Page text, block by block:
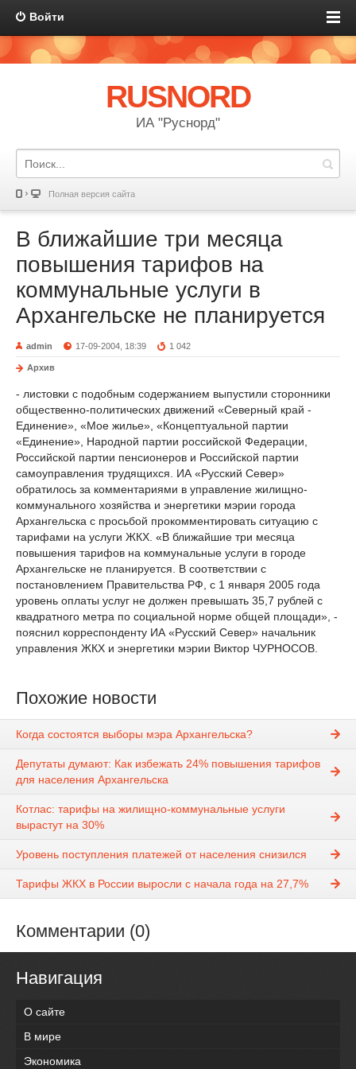
Войти
RUSNORD
ИА "Руснорд"
Полная версия сайта
В ближайшие три месяца
повышения тарифов на
коммунальные услуги в
Архангельске не планируется
admin 17-09-2004, 18:39 1 042
Архив
- листовки с подобным содержанием выпустили сторонники
общественно-политических движений «Северный край -
Единение», «Мое жилье», «Концептуальной партии
«Единение», Народной партии российской Федерации,
Российской партии пенсионеров и Российской партии
самоуправления трудящихся. ИА «Русский Север»
обратилось за комментариями в управление жилищно-
коммунального хозяйства и энергетики мэрии города
Архангельска с просьбой прокомментировать ситуацию с
тарифами на услуги ЖКХ. «В ближайшие три месяца
повышения тарифов на коммунальные услуги в городе
Архангельске не планируется. В соответствии с
постановлением Правительства РФ, с 1 января 2005 года
уровень оплаты услуг не должен превышать 35,7 рублей с
квадратного метра по социальной норме общей площади», -
пояснил корреспонденту ИА «Русский Север» начальник
управления ЖКХ и энергетики мэрии Виктор ЧУРНОСОВ.
Похожие новости
Когда состоятся выборы мэра Архангельска?
Депутаты думают: Как избежать 24% повышения тарифов
для населения Архангельска
Котлас: тарифы на жилищно-коммунальные услуги
вырастут на 30%
Уровень поступления платежей от населения снизился
Тарифы ЖКХ в России выросли с начала года на 27,7%
Комментарии (0)
Навигация
О сайте
В мире
Экономика